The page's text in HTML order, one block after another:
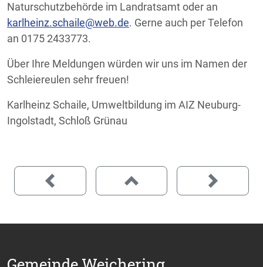
Naturschutzbehörde im Landratsamt oder an
karlheinz.schaile@web.de. Gerne auch per Telefon
an 0175 2433773.
Über Ihre Meldungen würden wir uns im Namen der
Schleiereulen sehr freuen!
Karlheinz Schaile, Umweltbildung im AIZ Neuburg-
Ingolstadt, Schloß Grünau